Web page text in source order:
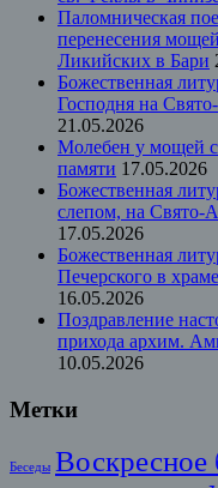
Паломническая
перенесения
Ликийских в Бари
Божественная
Господня на
21.05.2026
Молебен у мощей
памяти 17.05.2026
Божественная
слепом, на Свято-
17.05.2026
Божественная
Печерского в
16.05.2026
Поздравление
прихода архим.
10.05.2026
Метки
Беседы Воскресное